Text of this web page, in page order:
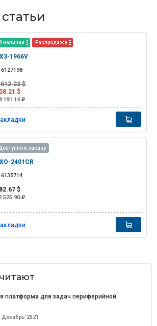
В наличии Распродажа
1966V
6127198
$
$
191.14 ₽
к заказу
2401CR
6135714
$
525.90 ₽
платформа для задач периферийной
Декабрь’2021